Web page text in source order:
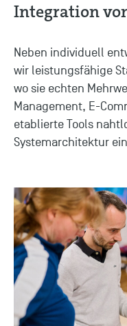
Integration
Neben individuell
wir leistungsfähige
wo sie echten
Management, E-
etablierte Tools
Systemarchitektur